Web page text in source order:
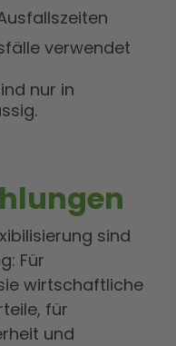
verwendet
nur in
sind
Für
wirtschaftliche
für
und